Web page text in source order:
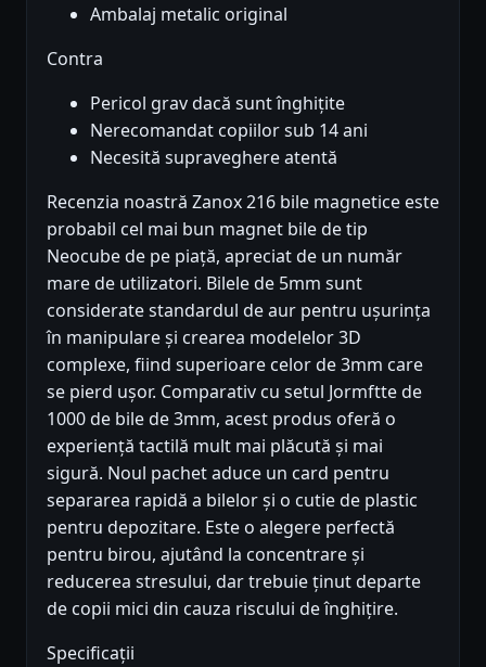
Ambalaj metalic original
Contra
Pericol grav dacă sunt înghițite
Nerecomandat copiilor sub 14 ani
Necesită supraveghere atentă
Recenzia noastră Zanox 216 bile magnetice este
probabil cel mai bun magnet bile de tip
Neocube de pe piață, apreciat de un număr
mare de utilizatori. Bilele de 5mm sunt
considerate standardul de aur pentru ușurința
în manipulare și crearea modelelor 3D
complexe, fiind superioare celor de 3mm care
se pierd ușor. Comparativ cu setul Jormftte de
1000 de bile de 3mm, acest produs oferă o
experiență tactilă mult mai plăcută și mai
sigură. Noul pachet aduce un card pentru
separarea rapidă a bilelor și o cutie de plastic
pentru depozitare. Este o alegere perfectă
pentru birou, ajutând la concentrare și
reducerea stresului, dar trebuie ținut departe
de copii mici din cauza riscului de înghițire.
Specificații